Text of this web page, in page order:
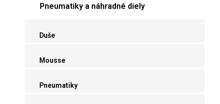
Pneumatiky a náhradné diely
Duše
Mousse
Pneumatiky